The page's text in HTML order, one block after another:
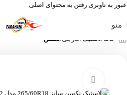
عبور به ناوبری رفتن به محتوای اصلی
منو
خانه لاستیک خارجی نکسن